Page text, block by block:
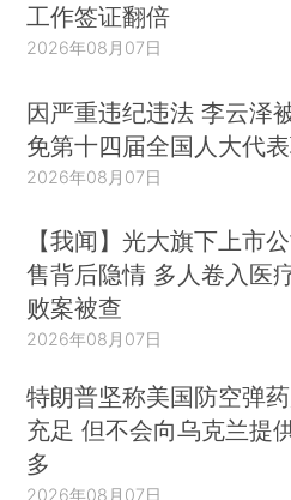
工作签证翻倍
2026年08月07日
因严重违纪违法 李云泽
免第十四届全国人大代
2026年08月07日
【我闻】光大旗下上市
售背后隐情 多人卷入医
败案被查
2026年08月07日
特朗普坚称美国防空弹
充足 但不会向乌克兰提
多
2026年08月07日